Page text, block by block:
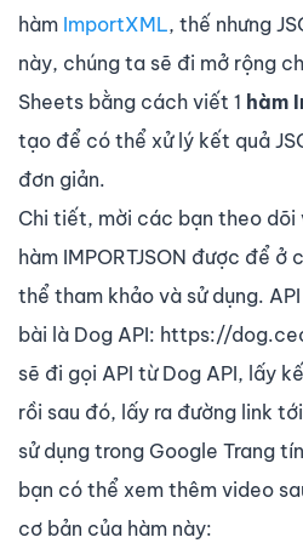
hàm ImportXML, thế nhưng
này, chúng ta sẽ đi mở rộng
Sheets bằng cách viết 1 hàm
tạo để có thể xử lý kết quả
đơn giản.
Chi tiết, mời các bạn theo
hàm IMPORTJSON được để
thể tham khảo và sử dụng.
bài là Dog API: https://
sẽ đi gọi API từ Dog API, lấy
rồi sau đó, lấy ra đường link
sử dụng trong Google Trang
bạn có thể xem thêm video
cơ bản của hàm này: